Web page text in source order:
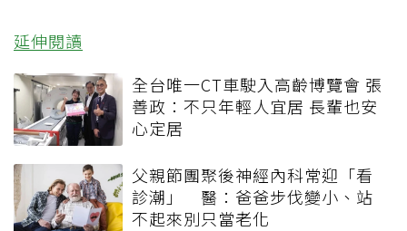
延伸閱讀
全台唯一CT車駛入高齡博覽會 張
善政：不只年輕人宜居 長輩也安
心定居
父親節團聚後神經內科常迎「看
診潮」 醫：爸爸步伐變小、站
不起來別只當老化